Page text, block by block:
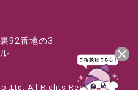
92番地の3
All Rights Reserved.